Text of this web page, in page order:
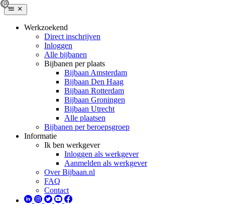
Werkzoekend
Direct inschrijven
Inloggen
Alle bijbanen
Bijbanen per plaats
Bijbaan Amsterdam
Bijbaan Den Haag
Bijbaan Rotterdam
Bijbaan Groningen
Bijbaan Utrecht
Alle plaatsen
Bijbanen per beroepsgroep
Informatie
Ik ben werkgever
Inloggen als werkgever
Aanmelden als werkgever
Over Bijbaan.nl
FAQ
Contact